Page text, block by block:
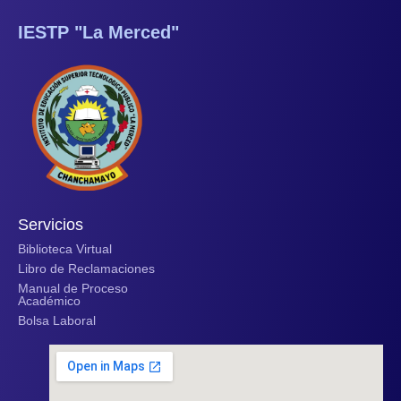
IESTP "La Merced"
Servicios
Biblioteca Virtual
Libro de Reclamaciones
Manual de Proceso
Académico
Bolsa Laboral